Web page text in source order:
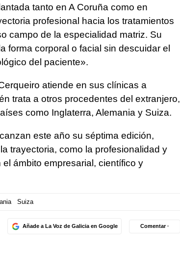
tanto en A Coruña como en
profesional hacia los tratamientos
campo de la especialidad matriz. Su
forma corporal o facial sin descuidar el
del paciente».
atiende en sus clínicas a
trata a otros procedentes del extranjero,
como Inglaterra, Alemania y Suiza.
este año su séptima edición,
trayectoria, como la profesionalidad y
ámbito empresarial, científico y
Suiza
Añade a La Voz de Galicia en Google Comentar ·